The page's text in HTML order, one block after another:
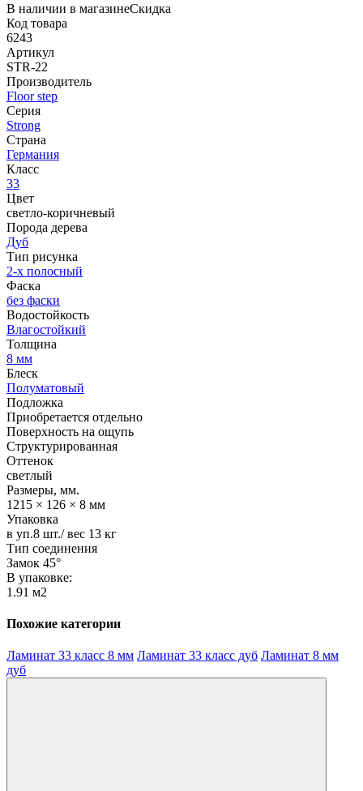
В наличии в магазинеСкидка
Код товара
6243
Артикул
STR-22
Производитель
Floor step
Серия
Strong
Страна
Германия
Класс
33
Цвет
светло-коричневый
Порода дерева
Дуб
Тип рисунка
2-х полосный
Фаска
без фаски
Водостойкость
Влагостойкий
Толщина
8 мм
Блеск
Полуматовый
Подложка
Приобретается отдельно
Поверхность на ощупь
Структурированная
Оттенок
светлый
Размеры, мм.
1215 × 126 × 8 мм
Упаковка
в уп.8 шт./ вес 13 кг
Тип соединения
Замок 45°
В упаковке:
1.91 м2
Похожие категории
Ламинат 33 класс 8 мм Ламинат 33 класс дуб Ламинат 8 мм
дуб